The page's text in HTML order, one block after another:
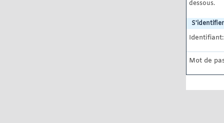
dessous.
S'identifier
Identifiant:
Mot de